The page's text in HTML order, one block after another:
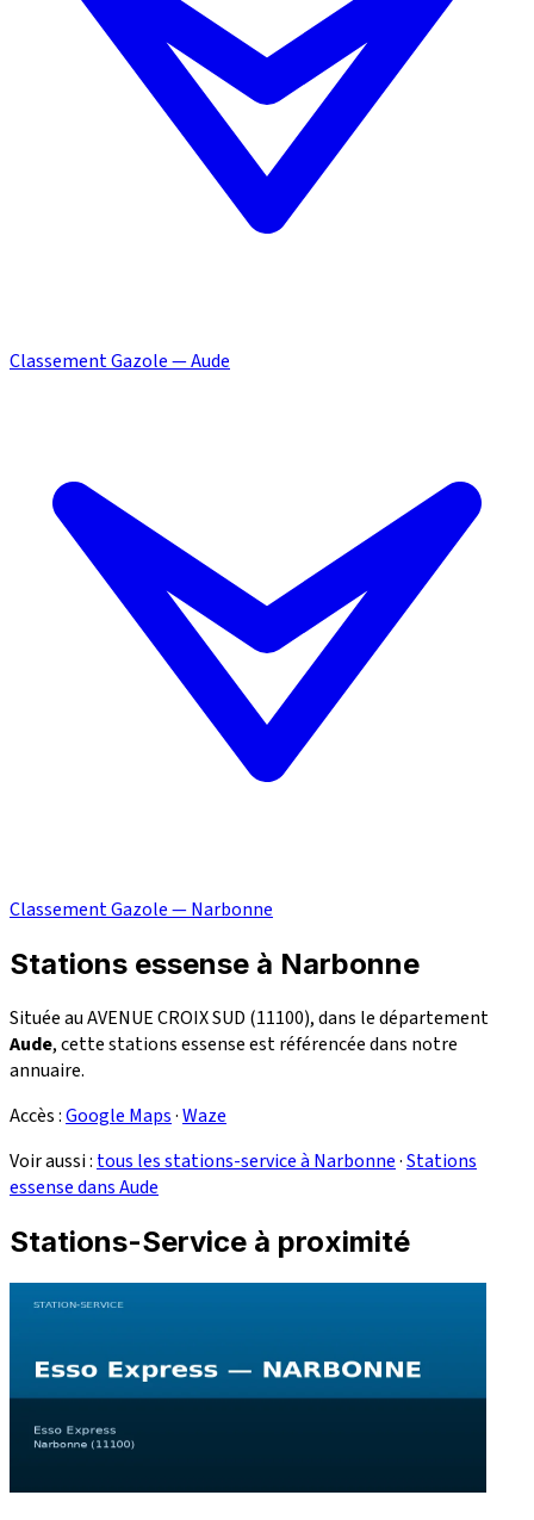
Classement Gazole — Aude
Classement Gazole — Narbonne
Stations essense à Narbonne
Située au AVENUE CROIX SUD (11100), dans le département
Aude, cette stations essense est référencée dans notre
annuaire.
Accès :Google Maps·Waze
Voir aussi : tous les stations-service à Narbonne·Stations
essense dans Aude
Stations-Service à proximité